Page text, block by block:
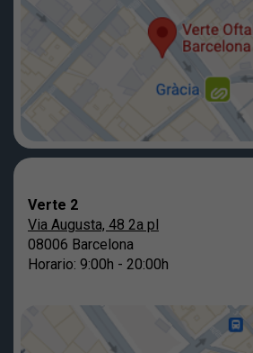
Verte 2
Via Augusta, 48 2a pl
08006 Barcelona
Horario: 9:00h - 20:00h